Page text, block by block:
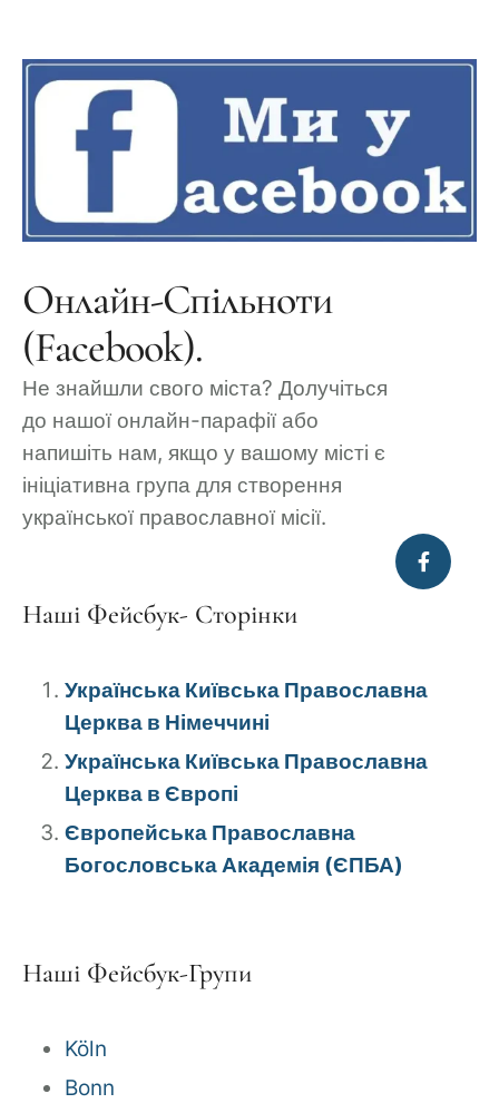
Онлайн-Спільноти
(Facebook).
Не знайшли свого міста? Долучіться
до нашої онлайн-парафії або
напишіть нам, якщо у вашому місті є
ініціативна група для створення
української православної місії.
Наші Фейсбук- Сторінки
Українська Київська Православна
Церква в Німеччині
Українська Київська Православна
Церква в Європі
Європейська Православна
Богословська Академія (ЄПБА)
Наші Фейсбук-Групи
Köln
Bonn